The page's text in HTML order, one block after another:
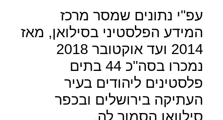
עפ"י נתונים שמסר מרכז
המידע הפלסטיני בסילואן, מאז
2014 ועד אוקטובר 2018
נמכרו בסה"כ 44 בתים
פלסטינים ליהודים בעיר
העתיקה בירושלים ובכפר
סילוואן הסמוך לה.